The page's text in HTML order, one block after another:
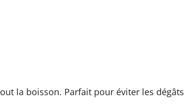
la boisson. Parfait pour éviter les dégâts